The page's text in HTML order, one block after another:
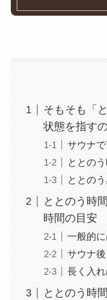
そもそも「
状態を指す
サウナ
ととの
ととの
ととのう時
時間の目安
一般的
サウナ
長く入
ととのう時